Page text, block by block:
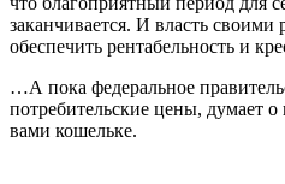
заканчивается. И власть
обеспечить рентабельность и
…А пока федеральное
потребительские цены, думает
вами кошельке.